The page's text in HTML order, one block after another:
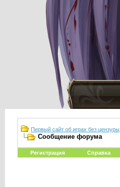
Первый сайт об играх без цензуры
Сообщение форума
Регистрация Справка